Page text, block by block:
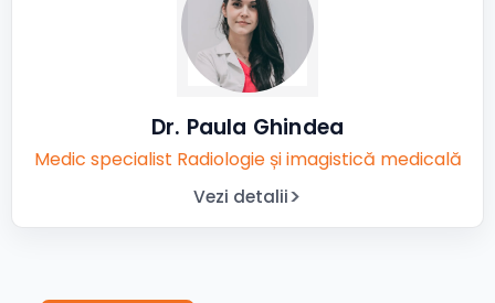
Dr. Paula Ghindea
Medic specialist Radiologie și imagistică medicală
Vezi detalii